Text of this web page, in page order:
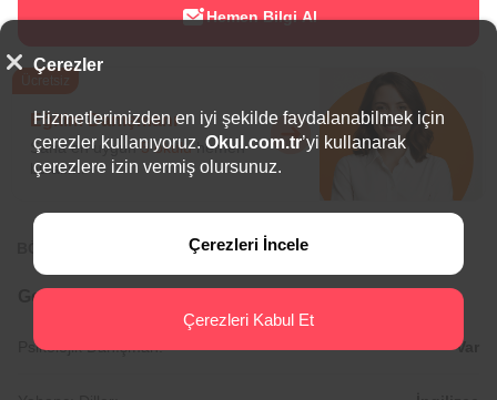
Hemen Bilgi Al
Eğitim Danışmanı
Sana en uygun5 okuluhemen
bulalım.
BÖLGEDE ÖNE ÇIKAN OKULLAR
Genel Bilgiler
Psikolojik Danışman: Var
Çerezler
Hizmetlerimizden en iyi şekilde faydalanabilmek için
çerezler kullanıyoruz. Okul.com.tr’yi kullanarak
çerezlere izin vermiş olursunuz.
Çerezleri İncele
Çerezleri Kabul Et